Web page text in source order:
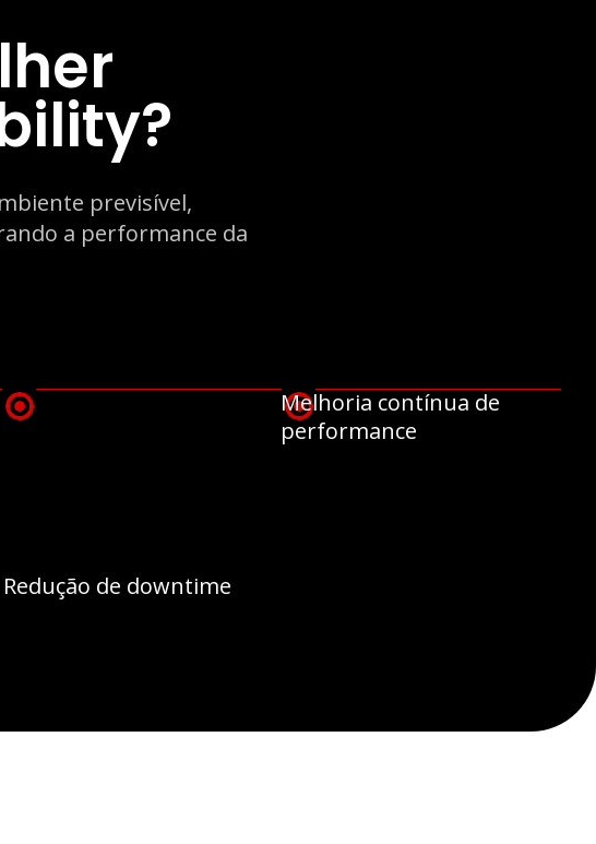
previsível,
a performance da
Redução de downtime
Melhoria contínua de
performance